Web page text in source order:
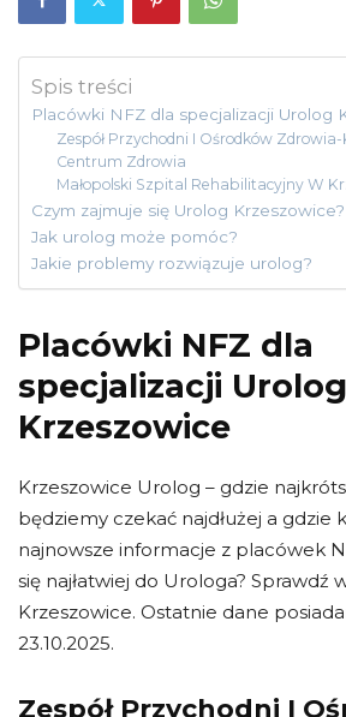
Spis treści
Placówki NFZ dla specjalizacji Urolog
Zespół Przychodni I Ośrodków
Centrum Zdrowia
Małopolski Szpital Rehabilitacyjny W
Czym zajmuje się Urolog Krzeszowice?
Jak urolog może pomóc?
Jakie problemy rozwiązuje urolog?
Placówki NFZ dla
specjalizacji Urolog
Krzeszowice
Krzeszowice Urolog – gdzie
będziemy czekać najdłużej a gdzie
najnowsze informacje z placówek
się najłatwiej do Urologa? Sprawdź
Krzeszowice. Ostatnie dane
23.10.2025.
Zespół Przychodni I